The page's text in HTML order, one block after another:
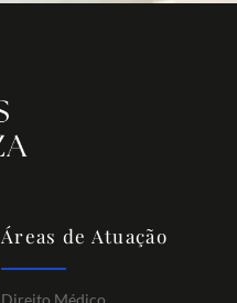
Áreas de Atuação
Direito Médico